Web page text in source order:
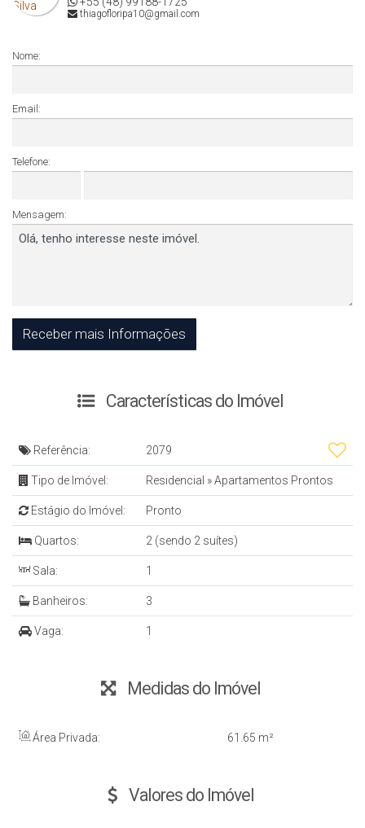
thiagofloripa10@gmail.com
Nome:
Email:
Telefone:
Mensagem:
Características do Imóvel
Referência: 2079
Tipo de Imóvel: Residencial »Apartamentos Prontos
Estágio do Imóvel: Pronto
Quartos: 2 (sendo 2 suítes)
Sala: 1
Banheiros: 3
Vaga: 1
Medidas do Imóvel
Área Privada: 61 .65 m²
Valores do Imóvel